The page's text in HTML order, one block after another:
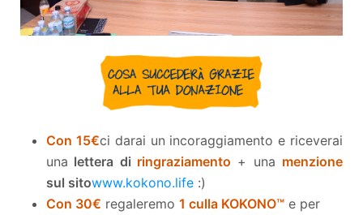
Con 15€ci darai un incoraggiamento e riceverai
una lettera di ringraziamento + una menzione
sul sitowww.kokono.life :)
Con 30€ regaleremo 1 culla KOKONO™ e per